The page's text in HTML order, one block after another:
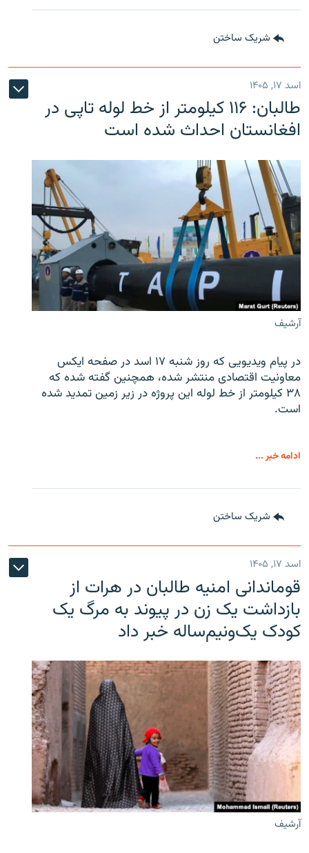
شریک ساختن
اسد ۱۷, ۱۴۰۵
طالبان: ۱۱۶ کیلومتر از خط لوله تاپی در
افغانستان احداث شده است
آرشیف
در پیام ویدیویی که روز شنبه ۱۷ اسد در صفحه ایکس
معاونیت اقتصادی منتشر شده، همچنین گفته شده که
۳۸ کیلومتر از خط لوله این پروژه در زیر زمین تمدید شده
است.
ادامه خبر ...
شریک ساختن
اسد ۱۷, ۱۴۰۵
قوماندانی امنیه طالبان در هرات از
بازداشت یک زن در پیوند به مرگ یک
کودک یک‌ونیم‌ساله خبر داد
آرشیف